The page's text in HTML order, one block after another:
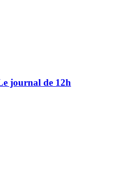
journal de 12h